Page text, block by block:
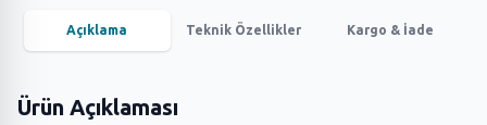
Açıklama Teknik Özellikler Kargo & İade
Ürün Açıklaması